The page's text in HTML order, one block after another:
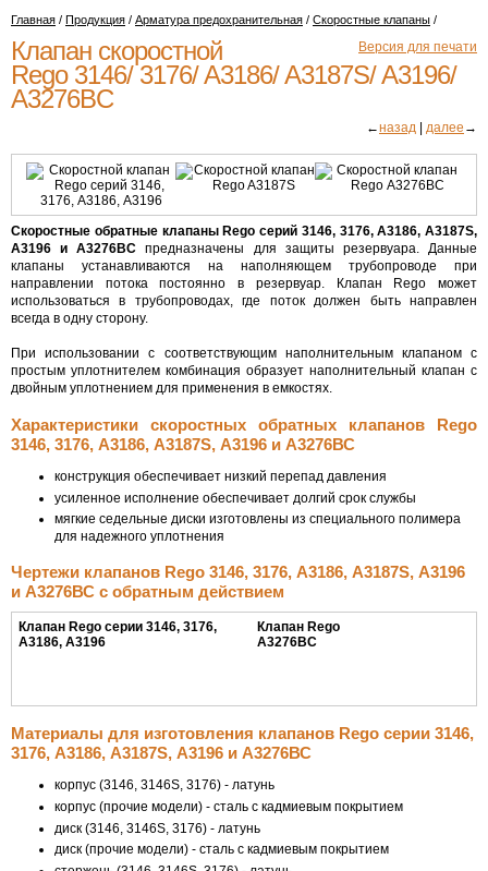
Главная / Продукция / Арматура предохранительная / Скоростные клапаны /
Версия для печати
Клапан скоростной
Rego 3146/ 3176/ A3186/ A3187S/ A3196/
A3276BC
←назад | далее →
Скоростные обратные клапаны Rego серий 3146, 3176, А3186, А3187S,
А3196 и А3276ВСпредназначены для защиты резервуара. Данные
клапаны устанавливаются на наполняющем трубопроводе при
направлении потока постоянно в резервуар. Клапан Rego может
использоваться в трубопроводах, где поток должен быть направлен
всегда в одну сторону.
При использовании с соответствующим наполнительным клапаном с
простым уплотнителем комбинация образует наполнительный клапан с
двойным уплотнением для применения в емкостях.
Характеристики скоростных обратных клапанов Rego
3146, 3176, А3186, А3187S, А3196 и А3276ВС
конструкция обеспечивает низкий перепад давления
усиленное исполнение обеспечивает долгий срок службы
мягкие седельные диски изготовлены из специального полимера
для надежного уплотнения
Чертежи клапанов Rego 3146, 3176, А3186, А3187S, А3196
и А3276ВС с обратным действием
Клапан Rego серии 3146, 3176,
А3186, А3196
Клапан Rego
A3276BC
Материалы для изготовления клапанов Rego серии 3146,
3176, А3186, А3187S, А3196 и А3276ВС
корпус (3146, 3146S, 3176) - латунь
корпус (прочие модели) - сталь с кадмиевым покрытием
диск (3146, 3146S, 3176) - латунь
диск (прочие модели) - сталь с кадмиевым покрытием